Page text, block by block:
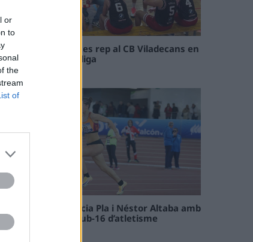
or
to
the
of
amb baixes rep al CB Viladecans en
decisiu de la lliga
2026
Sintorres, Patrícia Pla i Néstor Altaba amb
catalana sub-16 d’atletisme
2026